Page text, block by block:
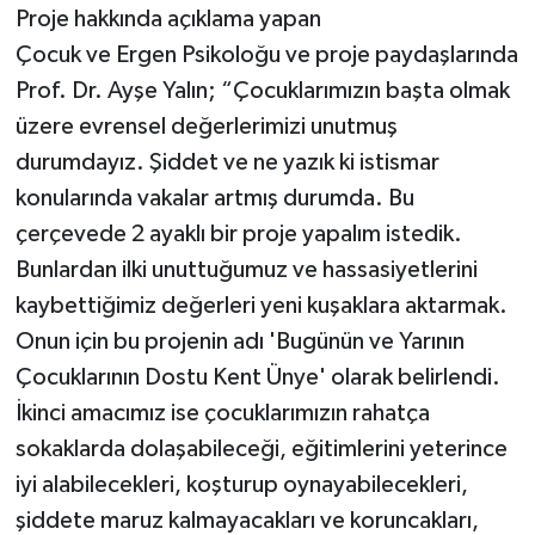
Proje hakkında açıklama yapan
Çocuk ve Ergen Psikoloğu ve proje paydaşlarında
Prof. Dr. Ayşe Yalın; “Çocuklarımızın başta olmak
üzere evrensel değerlerimizi unutmuş
durumdayız. Şiddet ve ne yazık ki istismar
konularında vakalar artmış durumda. Bu
çerçevede 2 ayaklı bir proje yapalım istedik.
Bunlardan ilki unuttuğumuz ve hassasiyetlerini
kaybettiğimiz değerleri yeni kuşaklara aktarmak.
Onun için bu projenin adı 'Bugünün ve Yarının
Çocuklarının Dostu Kent Ünye' olarak belirlendi.
İkinci amacımız ise çocuklarımızın rahatça
sokaklarda dolaşabileceği, eğitimlerini yeterince
iyi alabilecekleri, koşturup oynayabilecekleri,
şiddete maruz kalmayacakları ve koruncakları,